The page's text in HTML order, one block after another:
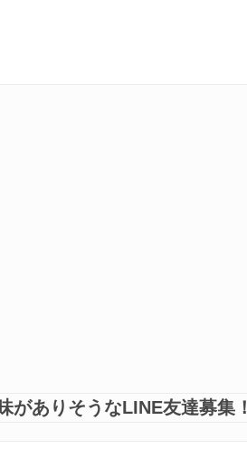
がありそうなLINE友達募集！